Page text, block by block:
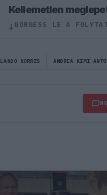
Kellemetlen
↓ GÖRGESS LE A
LANDO NORRIS ANDREA KIMI